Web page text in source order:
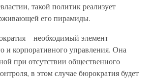
такой политик реализует
его пирамиды.
– необходимый элемент
и корпоративного управления. Она
при отсутствии общественного
в этом случае бюрократия будет